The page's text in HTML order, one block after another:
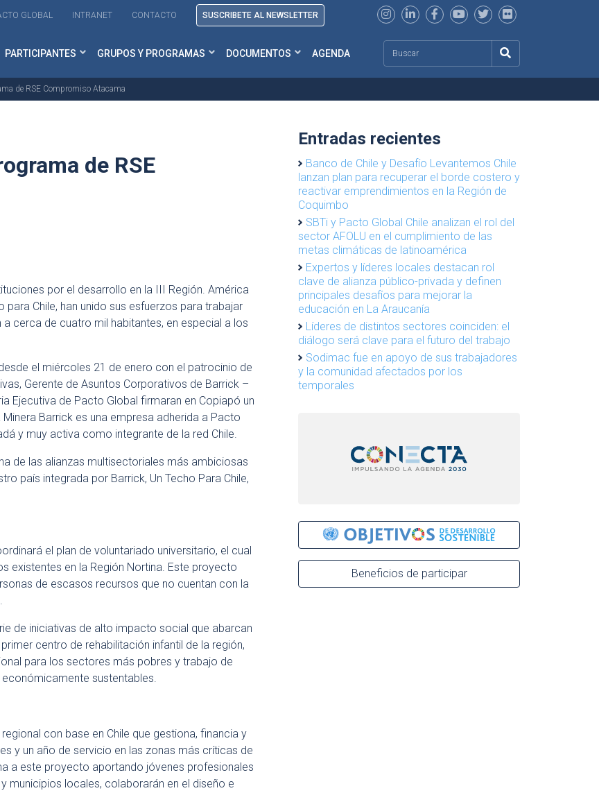
GLOBAL INTRANET CONTACTO SUSCRIBETE AL NEWSLETTER
PARTICIPANTES GRUPOS Y PROGRAMAS DOCUMENTOS AGENDA
de RSE Compromiso Atacama
de RSE
por el desarrollo en la III Región. América
para Chile, han unido sus esfuerzos para trabajar
cerca de cuatro mil habitantes, en especial a los
el miércoles 21 de enero con el patrocinio de
Gerente de Asuntos Corporativos de Barrick –
Ejecutiva de Pacto Global firmaran en Copiapó un
Barrick es una empresa adherida a Pacto
y muy activa como integrante de la red Chile.
de las alianzas multisectoriales más ambiciosas
país integrada por Barrick, Un Techo Para Chile,
el plan de voluntariado universitario, el cual
existentes en la Región Nortina. Este proyecto
de escasos recursos que no cuentan con la
de iniciativas de alto impacto social que abarcan
centro de rehabilitación infantil de la región,
para los sectores más pobres y trabajo de
sustentables.
con base en Chile que gestiona, financia y
y un año de servicio en las zonas más críticas de
a este proyecto aportando jóvenes profesionales
municipios locales, colaborarán en el diseño e
Entradas recientes
Banco de Chile y Desafío Levantemos Chile
lanzan plan para recuperar el borde costero y
reactivar emprendimientos en la Región de
Coquimbo
SBTi y Pacto Global Chile analizan el rol del
sector AFOLU en el cumplimiento de las
metas climáticas de latinoamérica
Expertos y líderes locales destacan rol
clave de alianza público-privada y definen
principales desafíos para mejorar la
educación en La Araucanía
Líderes de distintos sectores coinciden: el
diálogo será clave para el futuro del trabajo
Sodimac fue en apoyo de sus trabajadores
y la comunidad afectados por los
temporales
Beneficios de participar